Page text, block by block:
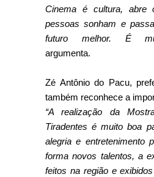
Cinema é cultura, abre
pessoas sonham e
futuro melhor. É
argumenta.
Zé Antônio do Pacu,
também reconhece a
“A realização da
Tiradentes é muito boa
alegria e entretenimento
forma novos talentos, a
feitos na região e